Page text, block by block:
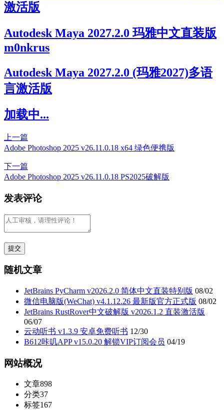
激活版
Autodesk Maya 2027.2.0 玛雅中文直装版
m0nkrus
Autodesk Maya 2027.2.0 (玛雅2027)多语
言激活版
加载中...
上一篇
Adobe Photoshop 2025 v26.11.0.18 x64 绿色便携版
下一篇
Adobe Photoshop 2025 v26.11.0.18 PS2025破解版
发表评论
随机文章
JetBrains PyCharm v2026.2.0 简体中文直装特别版 08/02
微信电脑版(WeChat) v4.1.12.26 最新版官方正式版 08/02
JetBrains RustRover中文破解版 v2026.1.2 直装激活版
06/07
云动听书 v1.3.9 安卓免费听书 12/30
B612咔叽APP v15.0.20 解锁VIP订阅会员 04/19
网站概况
文章898
分类37
标签167